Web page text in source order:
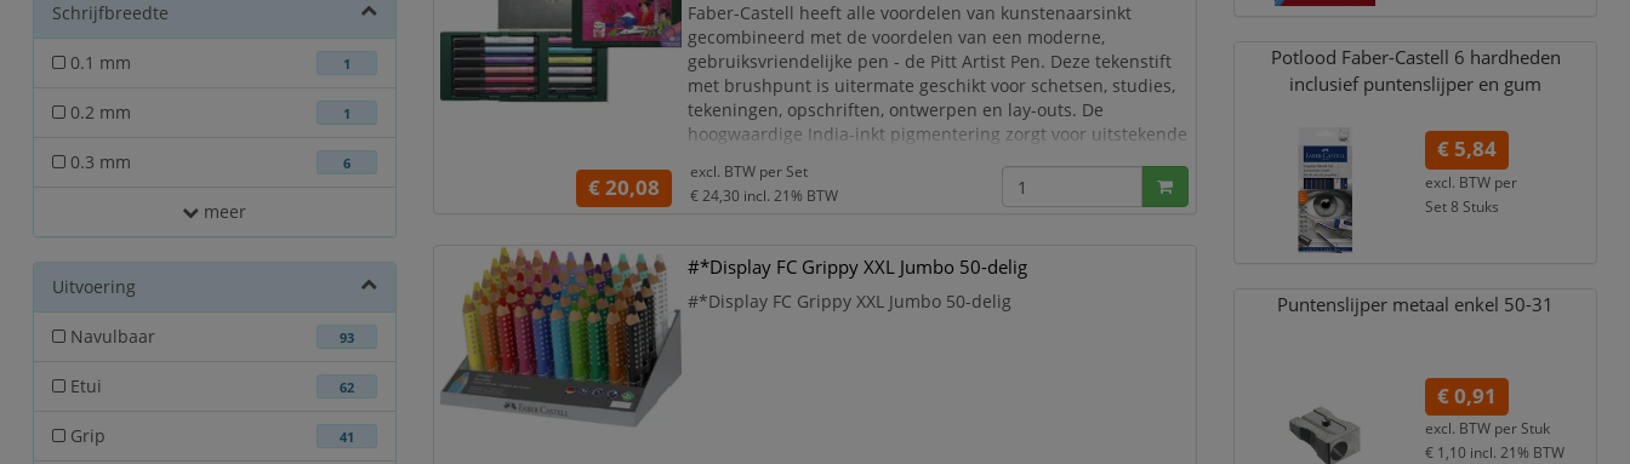
Schrijfbreedte
0.1 mm 1
0.2 mm 1
0.3 mm 6
meer
Uitvoering
Navulbaar 93
Etui 62
Grip 41
Faber-Castell heeft alle voordelen van kunstenaarsinkt
gecombineerd met de voordelen van een moderne,
gebruiksvriendelijke pen - de Pitt Artist Pen. Deze tekenstift
met brushpunt is uitermate geschikt voor schetsen, studies,
tekeningen, opschriften, ontwerpen en lay-outs. De
hoogwaardige India-inkt pigmentering zorgt voor uitstekende
gelijkmatige kleurafgifte. De inkt is zuurvrij, pH-ne
€ 20,08
excl. BTW per Set
€ 24,30 incl. 21% BTW
#*Display FC Grippy XXL Jumbo 50-delig
#*Display FC Grippy XXL Jumbo 50-delig
Potlood Faber-Castell 6 hardheden
inclusief puntenslijper en gum
€ 5,84
excl. BTW per
Set 8 Stuks
Puntenslijper metaal enkel 50-31
€ 0,91
excl. BTW per Stuk
€ 1,10 incl. 21% BTW